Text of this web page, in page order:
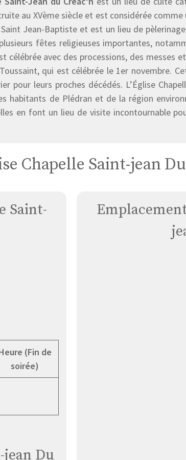
au XVème siècle et est considérée
Jean-Baptiste et est un lieu de
fêtes religieuses importantes,
célébrée avec des processions, des messes
qui est célébrée le 1er novembre.
pour leurs proches décédés. L’Église
habitants de Plédran et de la région
en font un lieu de visite incontournable
Chapelle Saint-jean
Saint-
(Fin de
soirée)
jean Du